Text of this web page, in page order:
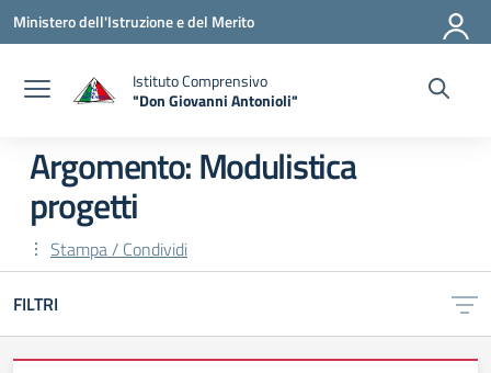
Vai ai contenuti
Vai al menu di navigazione
Vai al footer
Ministero dell'Istruzione e del Merito
Istituto Comprensivo
"Don Giovanni Antonioli"
Argomento: Modulistica
progetti
Stampa / Condividi
FILTRI